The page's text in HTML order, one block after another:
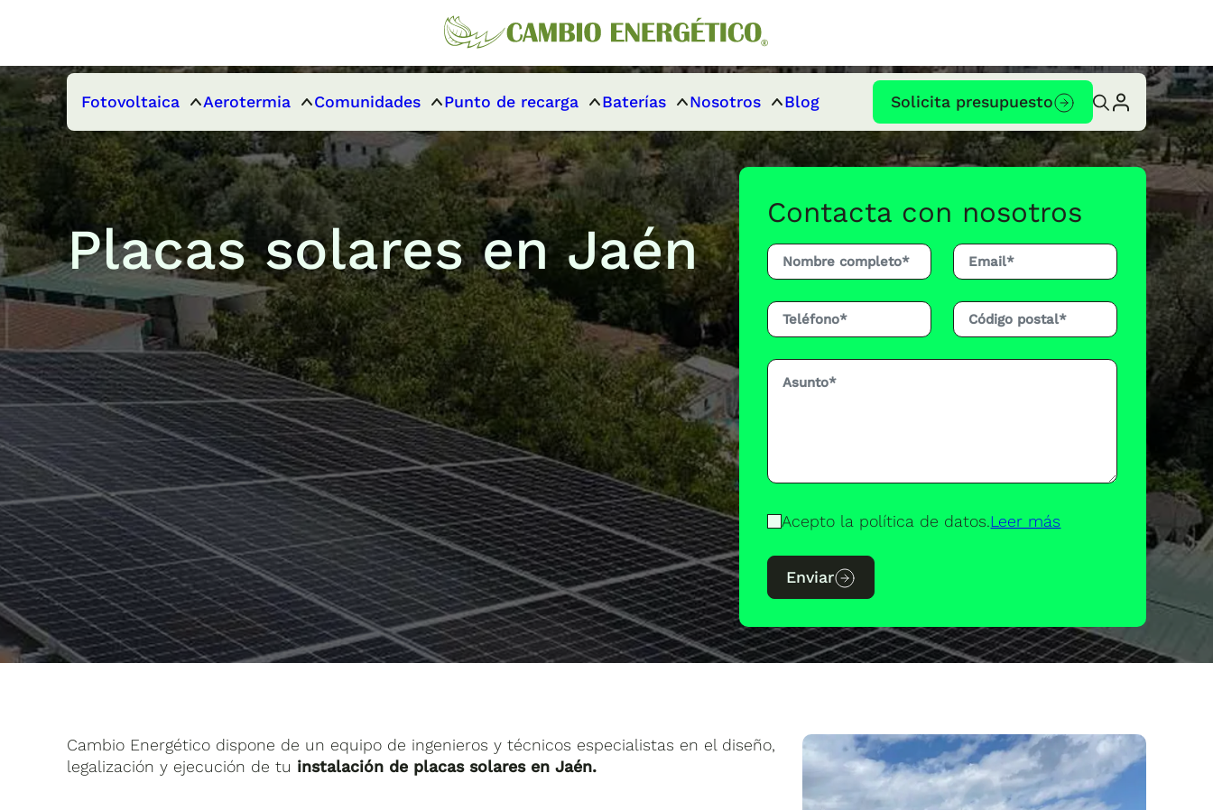
Fotovoltaica Aerotermia Comunidades Punto de recarga Baterías Nosotros Blog Solicita presupuesto
Placas solares en Jaén
Contacta con nosotros
Acepto la política de datos.Leer más
Enviar
Cambio Energético dispone de un equipo de ingenieros y técnicos especialistas en el diseño,
legalización y ejecución de tu instalación de placas solares en Jaén.